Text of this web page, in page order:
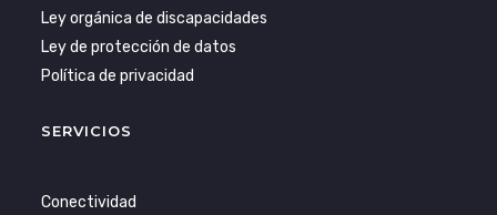
Ley orgánica de discapacidades
Ley de protección de datos
Política de privacidad
SERVICIOS
Conectividad